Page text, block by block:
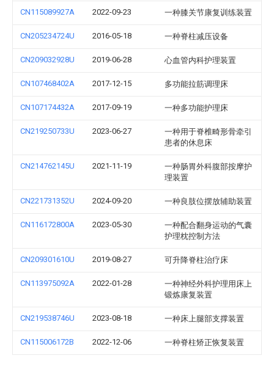
CN115089927A 2022-09-23 一种膝关节康复训练装置
CN205234724U 2016-05-18 一种脊柱减压设备
CN209032928U 2019-06-28 心血管内科护理装置
CN107468402A 2017-12-15 多功能拉筋调理床
CN107174432A 2017-09-19 一种多功能护理床
CN219250733U 2023-06-27
一种用于脊椎畸形骨牵引
患者的休息床
CN214762145U 2021-11-19
一种肠胃外科腹部按摩护
理装置
CN221731352U 2024-09-20 一种良肢位摆放辅助装置
CN116172800A 2023-05-30
一种配合翻身运动的气囊
护理枕控制方法
CN209301610U 2019-08-27 可升降脊柱治疗床
CN113975092A 2022-01-28
一种神经外科护理用床上
锻炼康复装置
CN219538746U 2023-08-18 一种床上腿部支撑装置
CN115006172B 2022-12-06 一种脊柱矫正恢复装置